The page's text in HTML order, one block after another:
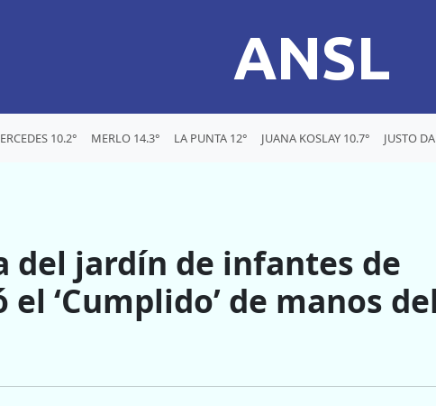
ANSL
10.2° MERLO 14.3° LA PUNTA 12° JUANA KOSLAY 10.7° JUSTO
del jardín de infantes de
‘Cumplido’ de manos del